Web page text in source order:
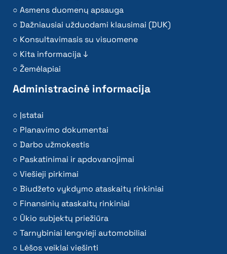
Asmens duomenų apsauga
Dažniausiai užduodami klausimai (DUK)
Konsultavimasis su visuomene
Kita informacija ↓
Žemėlapiai
Administracinė informacija
Įstatai
Planavimo dokumentai
Darbo užmokestis
Paskatinimai ir apdovanojimai
Viešieji pirkimai
Biudžeto vykdymo ataskaitų rinkiniai
Finansinių ataskaitų rinkiniai
Ūkio subjektų priežiūra
Tarnybiniai lengvieji automobiliai
Lėšos veiklai viešinti